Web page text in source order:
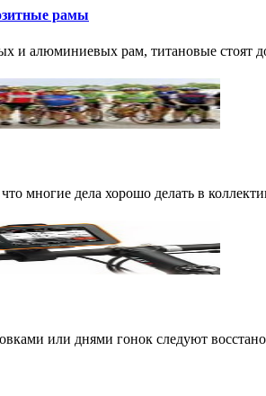
рамы
и алюминиевых рам, титановые стоят
многие дела хорошо делать в
или днями гонок следуют